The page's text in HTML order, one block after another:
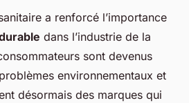
a renforcé l’importance
dans l’industrie de la
sont devenus
environnementaux et
désormais des marques qui